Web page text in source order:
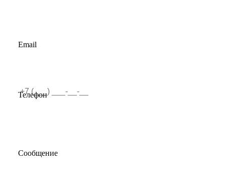
Email
Телефон
Сообщение